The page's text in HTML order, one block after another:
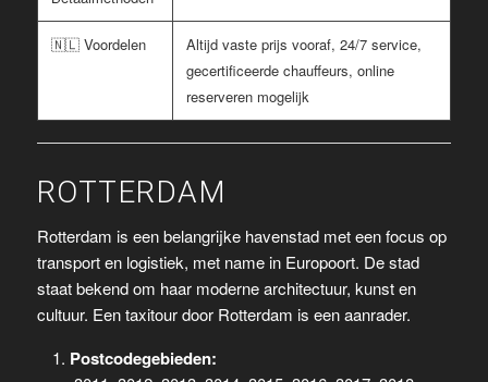
🇳🇱 Voordelen
Altijd vaste prijs vooraf, 24/7 service,
gecertificeerde chauffeurs, online
reserveren mogelijk
ROTTERDAM
Rotterdam is een belangrijke havenstad met een focus op
transport en logistiek, met name in Europoort. De stad
staat bekend om haar moderne architectuur, kunst en
cultuur. Een taxitour door Rotterdam is een aanrader.
Postcodegebieden: